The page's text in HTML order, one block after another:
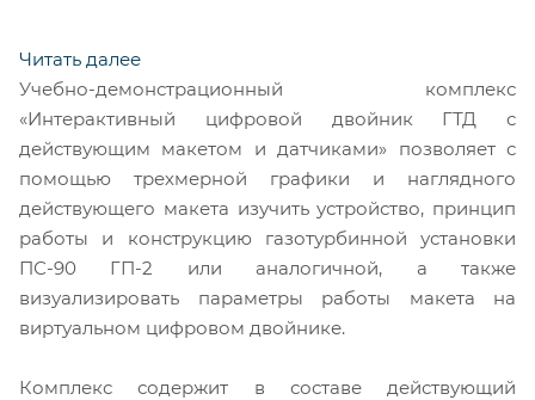
Читать далее
Учебно-демонстрационный комплекс
«Интерактивный цифровой двойник ГТД с
действующим макетом и датчиками» позволяет с
помощью трехмерной графики и наглядного
действующего макета изучить устройство, принцип
работы и конструкцию газотурбинной установки
ПС-90 ГП-2 или аналогичной, а также
визуализировать параметры работы макета на
виртуальном цифровом двойнике.
Комплекс содержит в составе действующий